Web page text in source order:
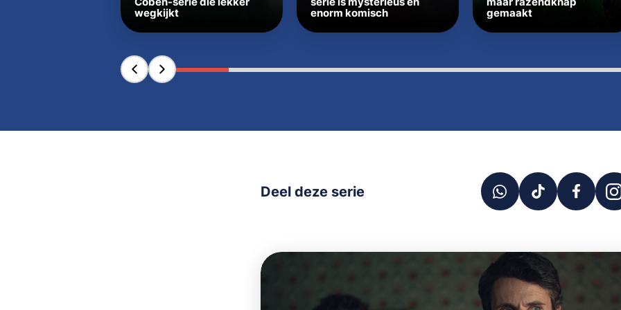
wegkijkt
enorm komisch
gemaakt
Deel deze serie